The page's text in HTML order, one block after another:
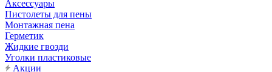
Аксессуары
Пистолеты для пены
Монтажная пена
Герметик
Жидкие гвозди
Уголки пластиковые
Акции